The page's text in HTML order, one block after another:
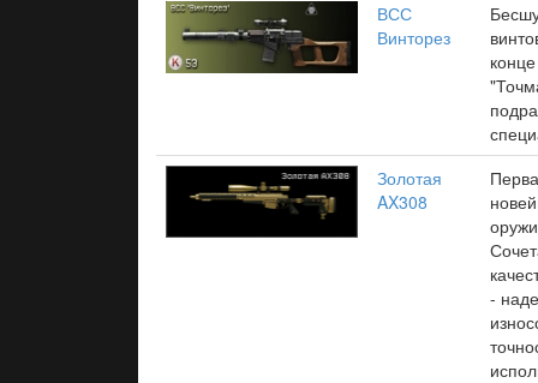
ВСС
Винторез
Золотая
AX308
-